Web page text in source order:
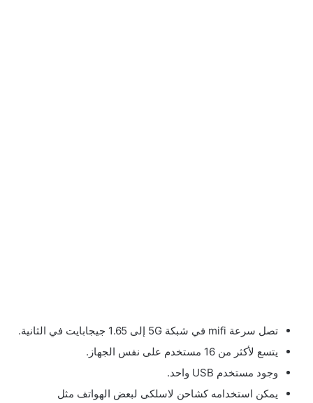
تصل سرعة mifi في شبكة 5G إلى 1.65 جيجابايت في الثانية.
يتسع لأكثر من 16 مستخدم على نفس الجهاز.
وجود مستخدم USB واحد.
يمكن استخدامه كشاحن لاسلكى لبعض الهواتف مثل